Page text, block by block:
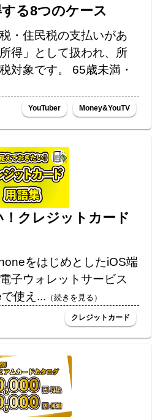
る8つのケース
・住民税の支払いがあ
得」として扱われ、所
対象です。 65歳未満・
YouTuber Money&YouTV
クレジットカード
をはじめとしたiOS端
子ウォレットサービス
使え... （続きを見る）
クレジットカード